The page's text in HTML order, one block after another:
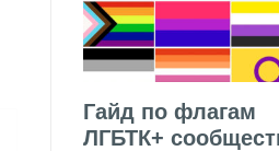
Гайд по флагам
ЛГБТК+